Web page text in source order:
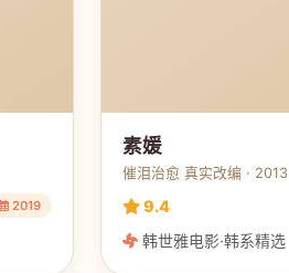
2019
素媛
催泪治愈 真实改编 · 2013
9.4
韩世雅电影·韩系精选